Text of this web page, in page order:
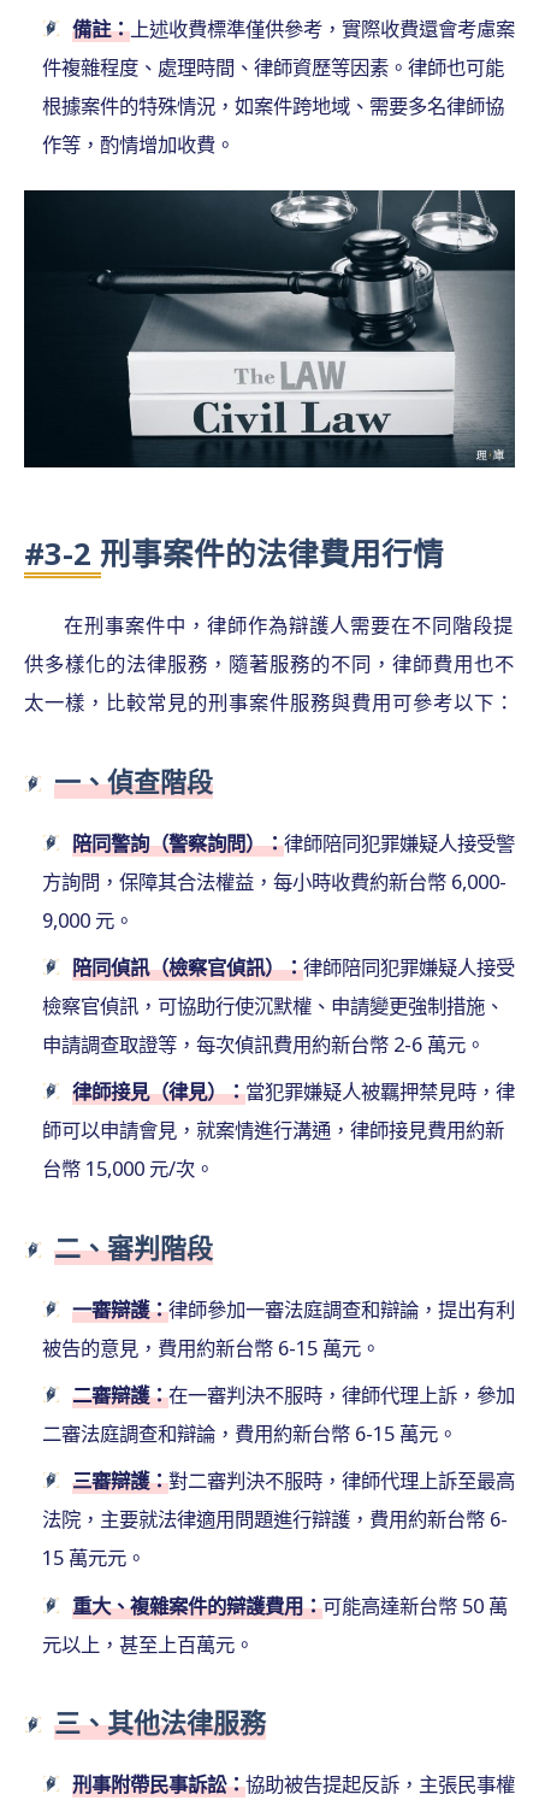
備註：上述收費標準僅供參考，實際收費還會考慮案
件複雜程度、處理時間、律師資歷等因素。律師也可能
根據案件的特殊情況，如案件跨地域、需要多名律師協
作等，酌情增加收費。
#3-2 刑事案件的法律費用行情
在刑事案件中，律師作為辯護人需要在不同階段提
供多樣化的法律服務，隨著服務的不同，律師費用也不
太一樣，比較常見的刑事案件服務與費用可參考以下：
一、偵查階段
陪同警詢（警察詢問）：律師陪同犯罪嫌疑人接受警
方詢問，保障其合法權益，每小時收費約新台幣 6,000-
9,000 元。
陪同偵訊（檢察官偵訊）：律師陪同犯罪嫌疑人接受
檢察官偵訊，可協助行使沉默權、申請變更強制措施、
申請調查取證等，每次偵訊費用約新台幣 2-6 萬元。
律師接見（律見）：當犯罪嫌疑人被羈押禁見時，律
師可以申請會見，就案情進行溝通，律師接見費用約新
台幣 15,000 元/次。
二、審判階段
一審辯護：律師參加一審法庭調查和辯論，提出有利
被告的意見，費用約新台幣 6-15 萬元。
二審辯護：在一審判決不服時，律師代理上訴，參加
二審法庭調查和辯論，費用約新台幣 6-15 萬元。
三審辯護：對二審判決不服時，律師代理上訴至最高
法院，主要就法律適用問題進行辯護，費用約新台幣 6-
15 萬元元。
重大、複雜案件的辯護費用：可能高達新台幣 50 萬
元以上，甚至上百萬元。
三、其他法律服務
刑事附帶民事訴訟：協助被告提起反訴，主張民事權